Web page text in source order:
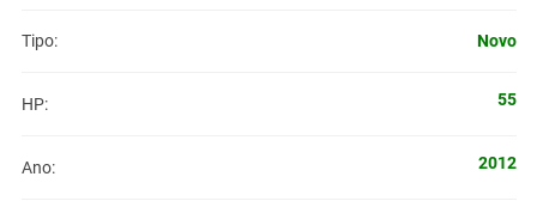
Tipo: Novo
HP: 55
Ano: 2012